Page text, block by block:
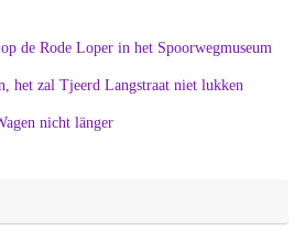
de Rode Loper in het Spoorwegmuseum
het zal Tjeerd Langstraat niet lukken
nicht länger